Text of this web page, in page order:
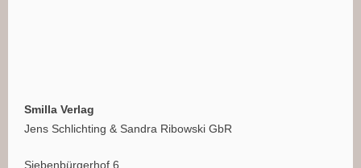
Smilla Verlag
Jens Schlichting & Sandra Ribowski GbR
Siebenbürgerhof 6